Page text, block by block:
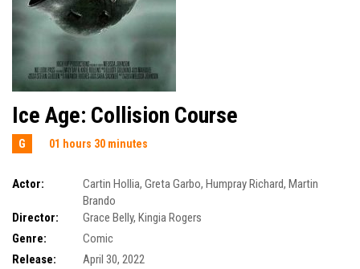
Ice Age: Collision Course
G 01 hours 30 minutes
Actor: Cartin Hollia, Greta Garbo, Humpray Richard, Martin
Brando
Director:
Grace Belly, Kingia Rogers
Genre:
Comic
Release:
April 30, 2022